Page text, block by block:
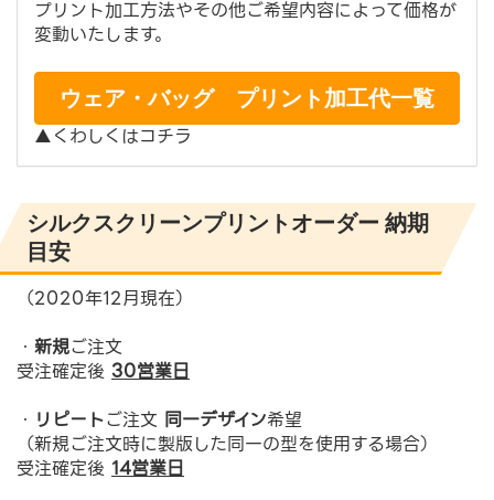
プリント加工方法やその他ご希望内容によって価格が
変動いたします。
ウェア・バッグ プリント加工代一覧
▲くわしくはコチラ
シルクスクリーンプリントオーダー 納期
目安
（2020年12月現在）
・ 新規ご注文
受注確定後 30営業日
・ リピートご注文 同一デザイン希望
（新規ご注文時に製版した同一の型を使用する場合）
受注確定後 14営業日